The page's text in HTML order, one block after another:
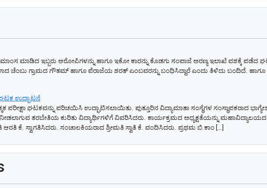
ಮಾಡಿದ ಇಬ್ಬರು ಆರೋಪಿಗಳನ್ನು ಹಾಗೂ ಇಕೋ ಕಾರನ್ನು ಕೊಡಗು ಸಂಪಾಜೆ ಅರಣ್ಯ ಇಲಾಖೆ ವಶಕ್ಕೆ ಪಡೆದ
ಚೆಂಬು ಗ್ರಾಮದ ಗೌತಮ್ ಹಾಗೂ ಪೆರಾಜೆಯ ಶರತ್ ಎಂಬವರನ್ನು ಬಂಧಿಸಿದ್ದಾರೆ ಎಂದು ತಿಳಿದು ಬಂದಿದೆ.
ಘಟಕ ಉದ್ಘಾಟನೆ
ಪರೀಕ್ಷಾ ಘಟಕವನ್ನು ಪರಿಚಯಿಸಿ ಉದ್ಘಾಟಿಸಲಾಯಿತು. ಪುತ್ತೂರಿನ ವಿದ್ಯಾಮಾತಾ ಸಂಸ್ಥೆಗಳ ಸಂಸ್ಥಾಪಕರಾದ
ನೀಡಲಾಗುವ ತರಬೇತಿಯ ಕುರಿತು ವಿದ್ಯಾರ್ಥಿಗಳಿಗೆ ವಿವರಿಸಿದರು. ಕಾರ್ಯಕ್ರಮದ ಅಧ್ಯಕ್ಷತೆಯನ್ನು
ಆರತಿ ಕೆ. ಸ್ವಾಗತಿಸಿದರು. ಸಂಚಾಲಕಿಯರಾದ ಶ್ರೀಮತಿ ಸ್ವಾತಿ ಕೆ. ವಂದಿಸಿದರು. ಪ್ರಥಮ ಬಿ.ಕಾಂ […]